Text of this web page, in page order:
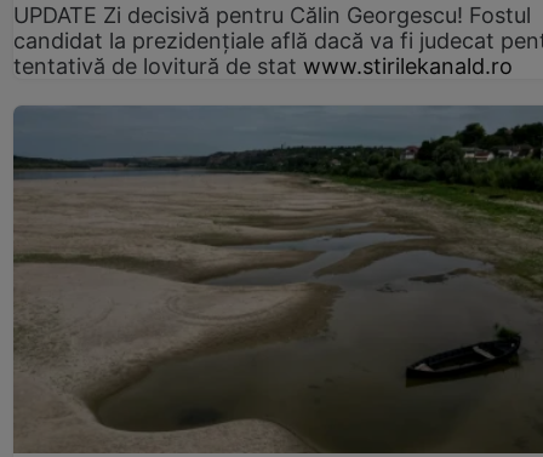
UPDATE Zi decisivă pentru Călin Georgescu! Fostul
candidat la prezidențiale află dacă va fi judecat
tentativă de lovitură de stat www.stirilekanald.ro